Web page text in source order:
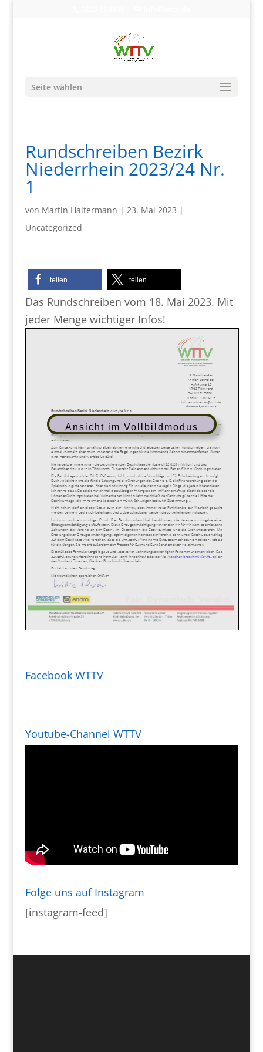
Seite wählen
Rundschreiben Bezirk
Niederrhein 2023/24 Nr.
1
von Martin Haltermann | 23. Mai 2023 |
Uncategorized
teilen teilen
Das Rundschreiben vom 18. Mai 2023. Mit
jeder Menge wichtiger Infos!
Ansicht im Vollbildmodus
Facebook WTTV
Youtube-Channel WTTV
Folge uns auf Instagram
[instagram-feed]